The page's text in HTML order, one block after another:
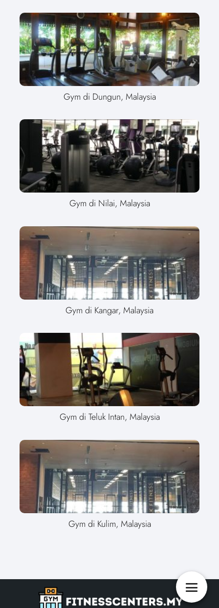
Gym di Dungun, Malaysia
Gym di Nilai, Malaysia
Gym di Kangar, Malaysia
Gym di Teluk Intan, Malaysia
Gym di Kulim, Malaysia